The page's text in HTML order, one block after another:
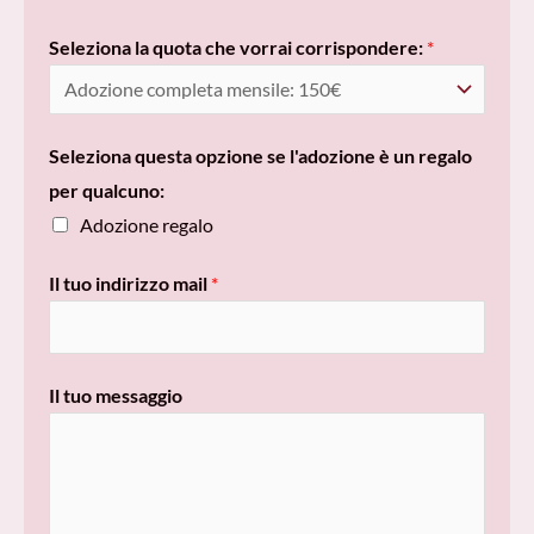
e
i
n
o
Seleziona la quota che vorrai corrispondere: *
Seleziona questa opzione se l'adozione è un regalo
per qualcuno:
Adozione regalo
Il tuo indirizzo mail *
Il tuo messaggio